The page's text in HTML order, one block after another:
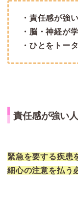
・責任感が強
・脳・神経が
・ひとをトー
責任感が強い人
緊急を要する疾患
細心の注意を払う